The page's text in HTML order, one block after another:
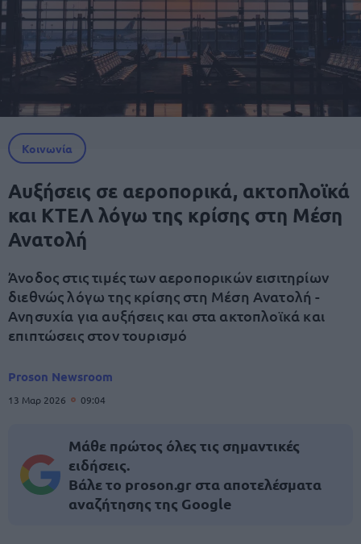
Κοινωνία
Αυξήσεις σε αεροπορικά, ακτοπλοϊκά
και ΚΤΕΛ λόγω της κρίσης στη Μέση
Ανατολή
Άνοδος στις τιμές των αεροπορικών εισιτηρίων
διεθνώς λόγω της κρίσης στη Μέση Ανατολή -
Ανησυχία για αυξήσεις και στα ακτοπλοϊκά και
επιπτώσεις στον τουρισμό
Proson Newsroom
13 Μαρ 2026 09:04
Μάθε πρώτος όλες τις σημαντικές
ειδήσεις.
Βάλε το proson.gr στα αποτελέσματα
αναζήτησης της Google